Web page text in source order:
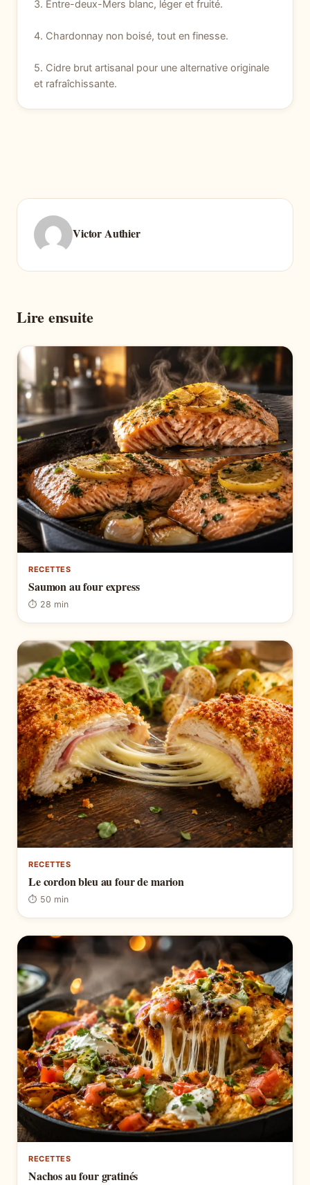
3. Entre-deux-Mers blanc, léger et fruité.
4. Chardonnay non boisé, tout en finesse.
5. Cidre brut artisanal pour une alternative originale
et rafraîchissante.
Victor Authier
Lire ensuite
RECETTES
Saumon au four express
⏱ 28 min
RECETTES
Le cordon bleu au four de marion
⏱ 50 min
RECETTES
Nachos au four gratinés